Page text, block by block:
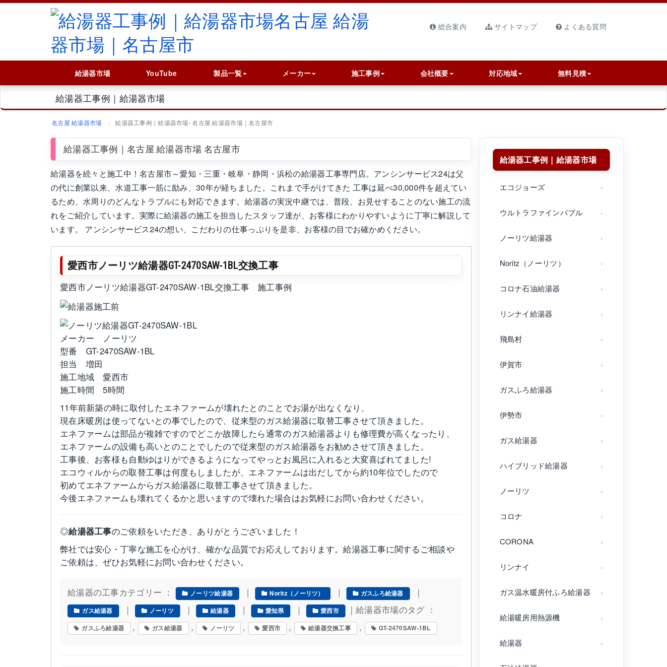
総合案内 サイトマップ よくある質問
給湯器市場 YouTube 製品一覧 メーカー 施工事例 会社概要 対応地域 無料見積
給湯器工事例｜給湯器市場
名古屋 給湯器市場 給湯器工事例｜給湯器市場‐ 名古屋 給湯器市場｜名古屋市
給湯器工事例｜名古屋 給湯器市場 名古屋市
給湯器を続々と施工中！名古屋市～愛知・三重・岐阜・静岡・浜松の給湯器工事専門店。アンシンサービス24は父
の代に創業以来、水道工事一筋に励み、30年が経ちました。これまで手がけてきた 工事は延べ30,000件を超えてい
るため、水周りのどんなトラブルにも対応できます。給湯器の実況中継では、普段、お見せすることのない施工の流
れをご紹介しています。実際に給湯器の施工を担当したスタッフ達が、お客様にわかりやすいように丁寧に解説して
います。 アンシンサービス24の想い、こだわりの仕事っぷりを是非、お客様の目でお確かめください。
愛西市ノーリツ給湯器GT-2470SAW-1BL交換工事
愛西市ノーリツ給湯器GT-2470SAW-1BL交換工事 施工事例
メーカー ノーリツ
型番 GT-2470SAW-1BL
担当 増田
施工地域 愛西市
施工時間 5時間
11年前新築の時に取付したエネファームが壊れたとのことでお湯が出なくなり、
現在床暖房は使ってないとの事でしたので、従来型のガス給湯器に取替工事させて頂きました。
エネファームは部品が複雑ですのでどこか故障したら通常のガス給湯器よりも修理費が高くなったり、
エネファームの設備も高いとのことでしたので従来型のガス給湯器をお勧めさせて頂きました。
工事後、お客様も自動ゆはりができるようになってやっとお風呂に入れると大変喜ばれてました!
エコウィルからの取替工事は何度もしましたが、エネファームは出だしてから約10年位でしたので
初めてエネファームからガス給湯器に取替工事させて頂きました。
今後エネファームも壊れてくるかと思いますので壊れた場合はお気軽にお問い合わせください。
◎給湯器工事のご依頼をいただき、ありがとうございました！
弊社では安心・丁寧な施工を心がけ、確かな品質でお応えしております。給湯器工事に関するご相談や
ご依頼は、ぜひお気軽にお問い合わせください。
給湯器の工事カテゴリー ： ノーリツ給湯器 ｜ Noritz（ノーリツ） ｜ ガスふろ給湯器 ｜
ガス給湯器 ｜ ノーリツ ｜ 給湯器 ｜ 愛知県 ｜ 愛西市 ｜給湯器市場のタグ ：
ガスふろ給湯器 , ガス給湯器 , ノーリツ , 愛西市 , 給湯器交換工事 , GT-2470SAW-1BL
給湯器工事例｜給湯器市場
エコジョーズ
ウルトラファインバブル
ノーリツ給湯器
Noritz（ノーリツ）
コロナ石油給湯器
リンナイ給湯器
飛島村
伊賀市
ガスふろ給湯器
伊勢市
ガス給湯器
ハイブリッド給湯器
ノーリツ
コロナ
CORONA
リンナイ
ガス温水暖房付ふろ給湯器
給湯暖房用熱源機
給湯器